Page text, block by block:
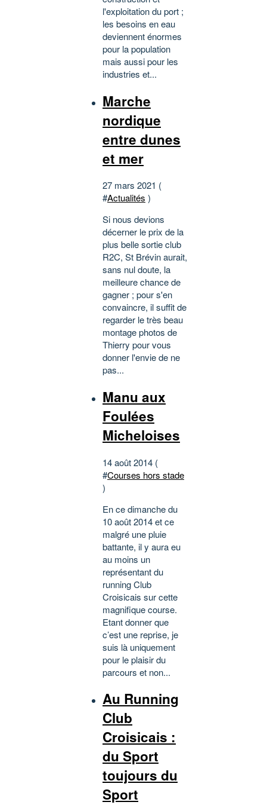
l'exploitation du port ;
les besoins en eau
deviennent énormes
pour la population
mais aussi pour les
industries et...
Marche
nordique
entre dunes
et mer
27 mars 2021 (
#Actualités )
Si nous devions
décerner le prix de la
plus belle sortie club
R2C, St Brévin aurait,
sans nul doute, la
meilleure chance de
gagner ; pour s'en
convaincre, il suffit de
regarder le très beau
montage photos de
Thierry pour vous
donner l'envie de ne
pas...
Manu aux
Foulées
Micheloises
14 août 2014 (
#Courses hors stade
)
En ce dimanche du
10 août 2014 et ce
malgré une pluie
battante, il y aura eu
au moins un
représentant du
running Club
Croisicais sur cette
magnifique course.
Etant donner que
c’est une reprise, je
suis là uniquement
pour le plaisir du
parcours et non...
Au Running
Club
Croisicais :
du Sport
toujours du
Sport